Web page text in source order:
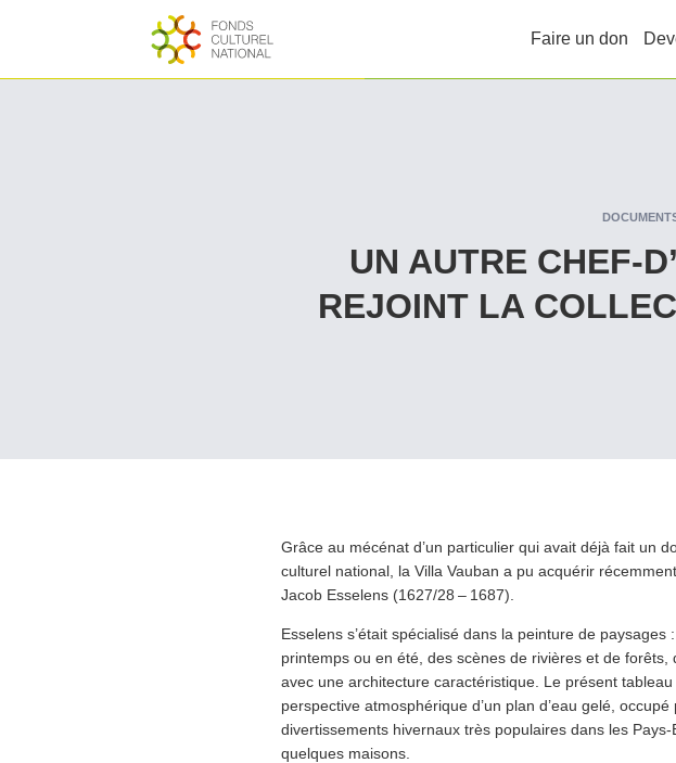
Faire un don
UN AUTRE
REJOINT LA
Grâce au mécénat d’un particulier qui avait déjà fait un
culturel national, la Villa Vauban a pu acquérir
Jacob Esselens (1627/28 – 1687).
Esselens s’était spécialisé dans la peinture de
printemps ou en été, des scènes de rivières et de forêts,
avec une archi­tec­ture caractéristique. Le présent
perspective atmosphérique d’un plan d’eau gelé,
diver­tisse­ments hivernaux très populaires dans les Pays-
quelques maisons.